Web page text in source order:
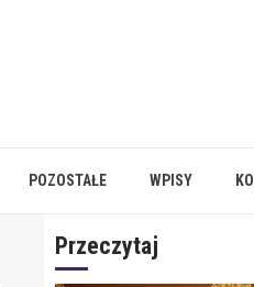
POZOSTAŁE WPISY
Przeczytaj